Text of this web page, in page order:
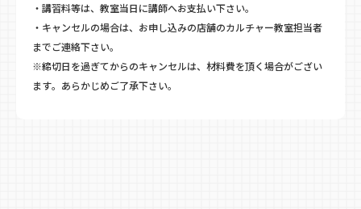
・講習料等は、教室当日に講師へお支払い下さい。
・キャンセルの場合は、お申し込みの店舗のカルチャー教室担当者
までご連絡下さい。
※締切日を過ぎてからのキャンセルは、材料費を頂く場合がござい
ます。あらかじめご了承下さい。